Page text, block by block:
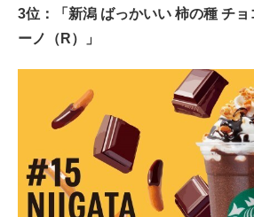
3位：「新潟 ばっかいい 柿の種 チ
ーノ（R）」